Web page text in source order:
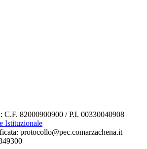
C.F. 82000900900 / P.I. 00330040908
Istituzionale
protocollo@pec.comarzachena.it